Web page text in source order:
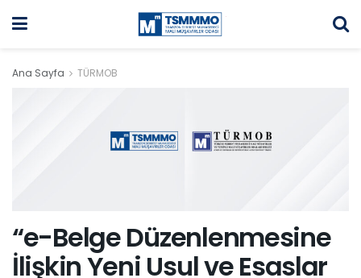
Ana Sayfa TÜRMOB
“e-Belge Düzenlenmesine
İlişkin Yeni Usul ve Esaslar